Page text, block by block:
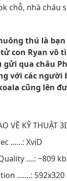
chỗ, nhà cháu
thú là
con Ryan vô
qua châu
với các
cũng lên
VỀ KỸ THUẬT
......: XviD
....: ~809
.......: 592x320